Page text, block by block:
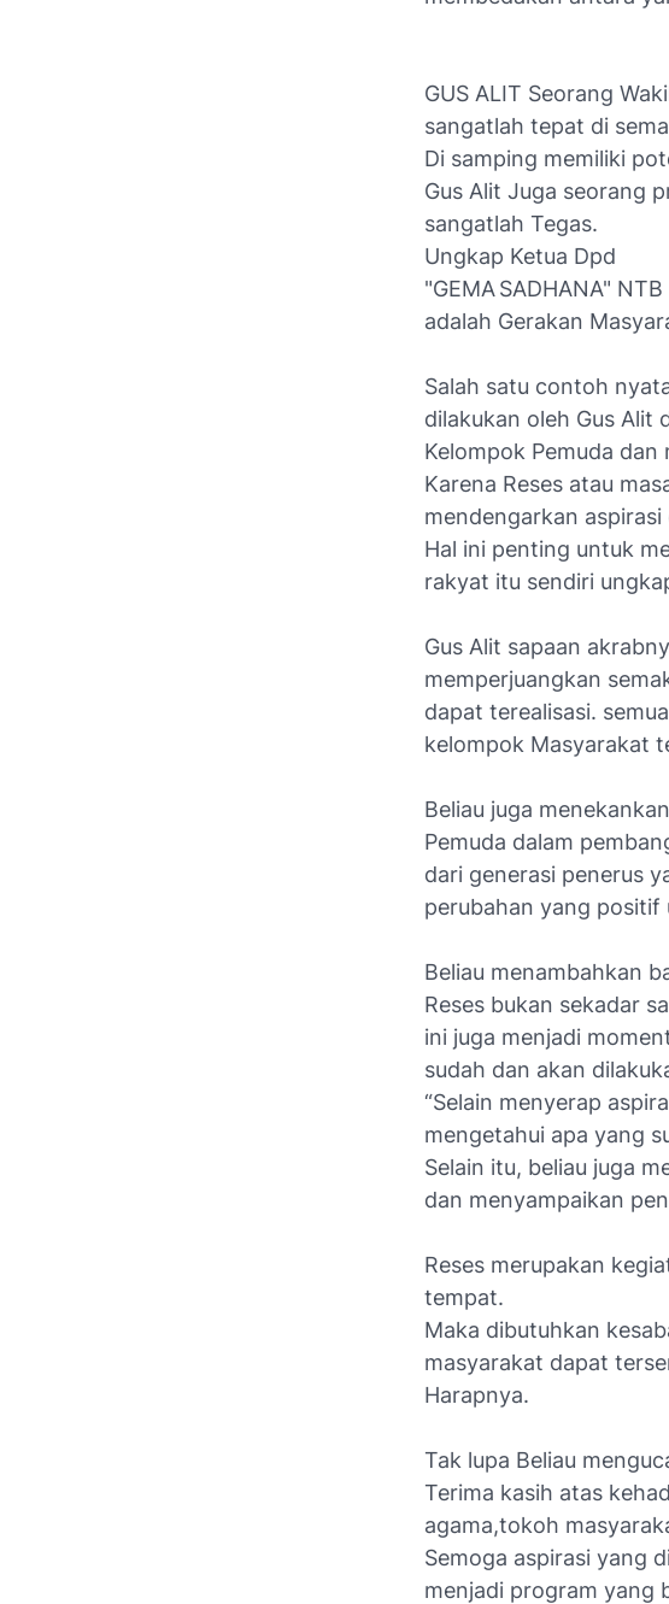
GUS ALIT Seorang
sangatlah tepat di
Di samping memiliki
Gus Alit Juga seorang
sangatlah Tegas.
Ungkap Ketua Dpd
"GEMA SADHANA" NTB
adalah Gerakan
Salah satu contoh
dilakukan oleh Gus Alit
Kelompok Pemuda dan
Karena Reses atau
mendengarkan
Hal ini penting untuk
rakyat itu sendiri
Gus Alit sapaan
memperjuangkan
dapat terealisasi.
kelompok Masyarakat
Beliau juga
Pemuda dalam
dari generasi penerus
perubahan yang positif
Beliau menambahkan
Reses bukan sekadar
ini juga menjadi
sudah dan akan
“Selain menyerap
mengetahui apa yang
Selain itu, beliau juga
dan menyampaikan
Reses merupakan
tempat.
Maka dibutuhkan
masyarakat dapat
Harapnya.
Tak lupa Beliau
Terima kasih atas
agama,tokoh
Semoga aspirasi yang
menjadi program yang